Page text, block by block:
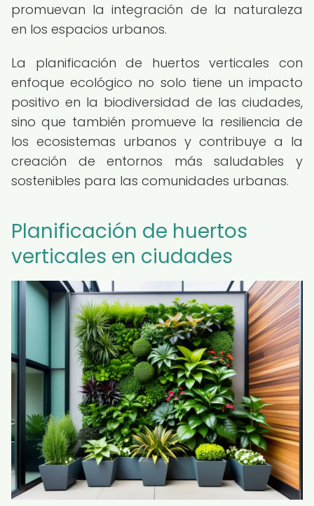
promuevan la integración de la naturaleza
en los espacios urbanos.
La planificación de huertos verticales con
enfoque ecológico no solo tiene un impacto
positivo en la biodiversidad de las ciudades,
sino que también promueve la resiliencia de
los ecosistemas urbanos y contribuye a la
creación de entornos más saludables y
sostenibles para las comunidades urbanas.
Planificación de huertos
verticales en ciudades